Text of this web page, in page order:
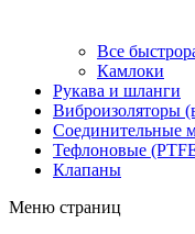
Все
Камлоки
Рукава и шланги
Виброизоляторы
Соединительные
Тефлоновые
Клапаны
Меню страниц